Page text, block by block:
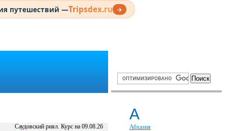
путешествий —Tripsdex.ru →
Саудовский риял. Курс на 09.08.26
А
Абхазия